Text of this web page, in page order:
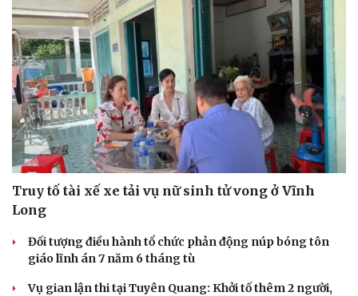
Truy tố tài xế xe tải vụ nữ sinh tử vong ở Vĩnh
Long
Đối tượng điều hành tổ chức phản động núp bóng tôn
giáo lĩnh án 7 năm 6 tháng tù
Vụ gian lận thi tại Tuyên Quang: Khởi tố thêm 2 người,